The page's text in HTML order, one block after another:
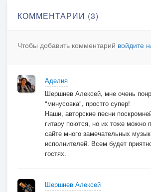
А помирать нам рановато,
Есть у нас ещё дома дела!
Есть у нас ещё дома дела!
КОММЕНТАРИИ (3)
Чтобы добавить комментарий войдите
Аделия
Шершнев Алексей, мне очень
"минусовка", простго супер!
Наши, авторские песни
гитару поются, но их тоже можно
сайте много замечательных
исполнителей. Всем будет
гостях.
Шершнев Алексей